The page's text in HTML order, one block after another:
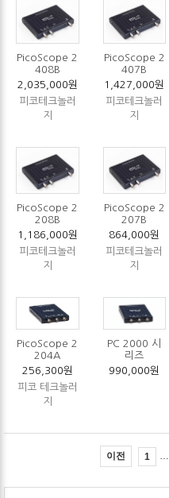
PicoScope 2
408B
2,035,000원
피코테크놀러
지
PicoScope 2
407B
1,427,000원
피코테크놀러
지
PicoScope 2
208B
1,186,000원
피코테크놀러
지
PicoScope 2
207B
864,000원
피코테크놀러
지
PicoScope 2
204A
256,300원
피코 테크놀러
지
PC 2000 시
리즈
990,000원
이전 1 …